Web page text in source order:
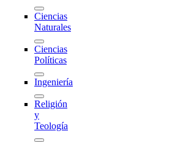
Ciencias
Naturales
Ciencias
Políticas
Ingeniería
Religión
y
Teología